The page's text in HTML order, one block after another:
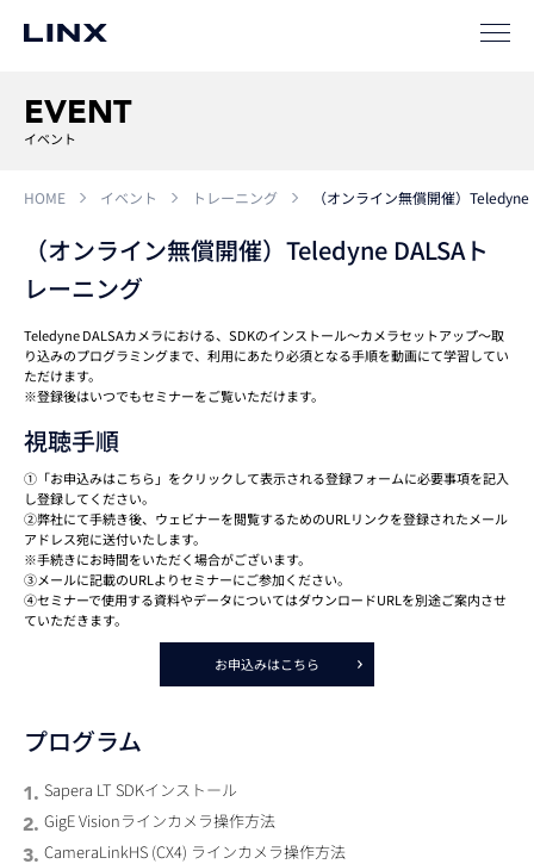
企業
新卒採用 中途採用
EVENT
イベント
HOME イベント トレーニング （オンライン無償開催）
（オンライン無償開催）Teledyne DALSAト
レーニング
Teledyne DALSAカメラにおける、SDKのインストール～カメラセットアップ～取
り込みのプログラミングまで、利用にあたり必須となる手順を動画にて学習してい
ただけます。
※登録後はいつでもセミナーをご覧いただけます。
視聴手順
①「お申込みはこちら」をクリックして表示される登録フォームに必要事項を記入
し登録してください。
②弊社にて手続き後、ウェビナーを閲覧するためのURLリンクを登録されたメール
アドレス宛に送付いたします。
※手続きにお時間をいただく場合がございます。
③メールに記載のURLよりセミナーにご参加ください。
④セミナーで使用する資料やデータについてはダウンロードURLを別途ご案内させ
ていただきます。
お申込みはこちら
プログラム
Sapera LT SDKインストール
GigE Visionラインカメラ操作方法
CameraLinkHS (CX4) ラインカメラ操作方法